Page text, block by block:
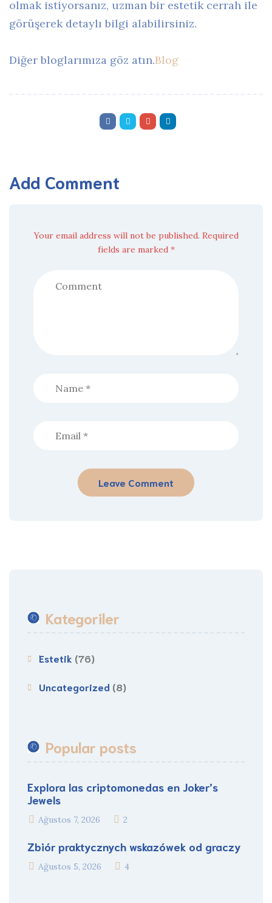
olmak istiyorsanız, uzman bir estetik cerrah ile
görüşerek detaylı bilgi alabilirsiniz.
Diğer bloglarımıza göz atın.Blog
Add Comment
Your email address will not be published. Required
fields are marked *
Kategoriler
Estetik (76)
Uncategorized (8)
Popular posts
Explora las criptomonedas en Joker’s
Jewels
Ağustos 7, 2026 2
Zbiór praktycznych wskazówek od graczy
Ağustos 5, 2026 4